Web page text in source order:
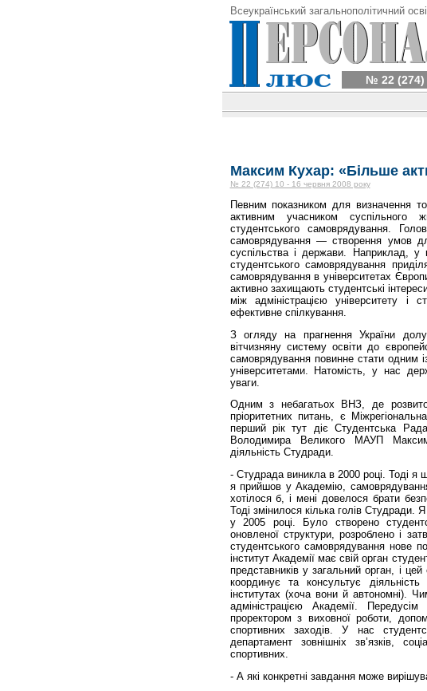
Всеукраїнський загальнополітичний
№ 22 (274)
Максим Кухар: «Більше
№ 22 (274) 10 - 16 червня 2008 року
Певним показником для визначення
активним учасником суспільного
студентського самоврядування.
самоврядування — створення умов
суспільства і держави. Наприклад, у
студентського самоврядування
самоврядування в університетах
активно захищають студентські
між адміністрацією університету і
ефективне спілкування.
З огляду на прагнення України
вітчизняну систему освіти до
самоврядування повинне стати одним
університетами. Натомість, у нас
уваги.
Одним з небагатьох ВНЗ, де
пріоритетних питань, є
перший рік тут діє Студентська
Володимира Великого МАУП
діяльність Студради.
- Студрада виникла в 2000 році. Тоді
я прийшов у Академію,
хотілося б, і мені довелося брати
Тоді змінилося кілька голів
у 2005 році. Було створено
оновленої структури, розроблено і
студентського самоврядування нове
інститут Академії має свій орган
представників у загальний орган, і
координує та консультує
інститутах (хоча вони й автономні).
адміністрацією Академії.
проректором з виховної роботи,
спортивних заходів. У нас
департамент зовнішніх зв’язків,
спортивних.
- А які конкретні завдання може